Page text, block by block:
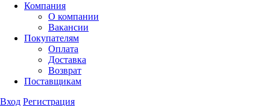
Компания
О компании
Вакансии
Покупателям
Оплата
Доставка
Возврат
Поставщикам
Вход Регистрация